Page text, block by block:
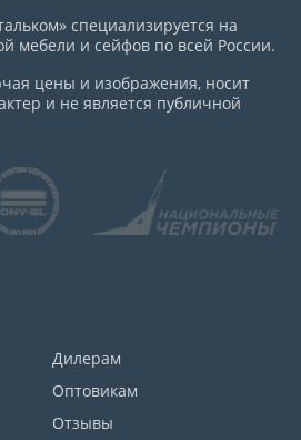
специализируется на
мебели и сейфов по всей России.
цены и изображения, носит
и не является публичной
Дилерам
Оптовикам
Отзывы